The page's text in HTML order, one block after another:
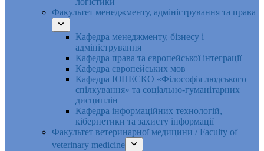
Факультет менеджменту, адміністрування та права
Кафедра менеджменту, бізнесу і
адміністрування
Кафедра права та європейської інтеграції
Кафедра європейських мов
Кафедра ЮНЕСКО «Філософія людського
спілкування» та соціально-гуманітарних
дисциплін
Кафедра інформаційних технологій,
кібернетики та захисту інформації
Факультет ветеринарної медицини / Faculty of
veterinary medicine